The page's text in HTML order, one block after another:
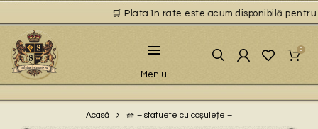
🛒 Plata în rate este acum disponibilă pentru
Meniu
0
Acasă 🧺 – statuete cu coșulețe –